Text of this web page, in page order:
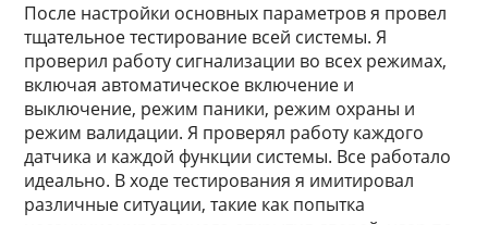
После настройки основных параметров я провел
тщательное тестирование всей системы. Я
проверил работу сигнализации во всех режимах,
включая автоматическое включение и
выключение, режим паники, режим охраны и
режим валидации. Я проверял работу каждого
датчика и каждой функции системы. Все работало
идеально. В ходе тестирования я имитировал
различные ситуации, такие как попытка